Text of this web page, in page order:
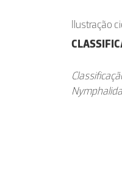
Ilustração